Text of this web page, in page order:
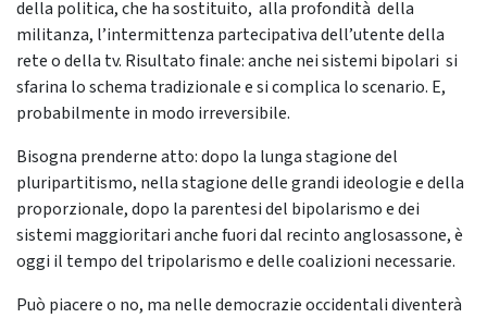
della politica, che ha sostituito, alla profondità della
militanza, l’intermittenza partecipativa dell’utente della
rete o della tv. Risultato finale: anche nei sistemi bipolari si
sfarina lo schema tradizionale e si complica lo scenario. E,
probabilmente in modo irreversibile.
Bisogna prenderne atto: dopo la lunga stagione del
pluripartitismo, nella stagione delle grandi ideologie e della
proporzionale, dopo la parentesi del bipolarismo e dei
sistemi maggioritari anche fuori dal recinto anglosassone, è
oggi il tempo del tripolarismo e delle coalizioni necessarie.
Può piacere o no, ma nelle democrazie occidentali diventerà